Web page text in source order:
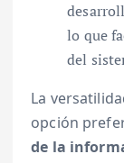
lo que
del
La
opción
de la